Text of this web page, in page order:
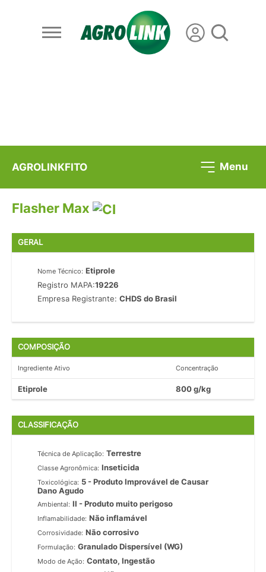
AGROLINKFITO Menu
Flasher Max
GERAL
Nome Técnico: Etiprole
Registro MAPA:19226
Empresa Registrante:CHDS do Brasil
COMPOSIÇÃO
Ingrediente Ativo Concentração
Etiprole 800 g/kg
CLASSIFICAÇÃO
Técnica de Aplicação: Terrestre
Classe Agronômica: Inseticida
Toxicológica: 5 - Produto Improvável de Causar
Dano Agudo
Ambiental: II - Produto muito perigoso
Inflamabilidade: Não inflamável
Corrosividade: Não corrosivo
Formulação: Granulado Dispersível (WG)
Modo de Ação: Contato, Ingestão